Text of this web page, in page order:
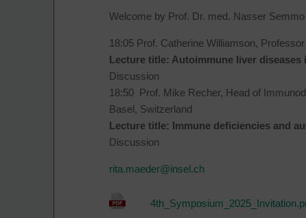
Welcome by Prof. Dr. med. Nasser
18:05 Prof. Catherine Williamson,
Lecture title: Autoimmune liver diseases
Discussion
18:50 Prof. Mike Recher, Head of
Basel, Switzerland
Lecture title: Immune deficiencies and
Discussion
rita.maeder@insel.ch